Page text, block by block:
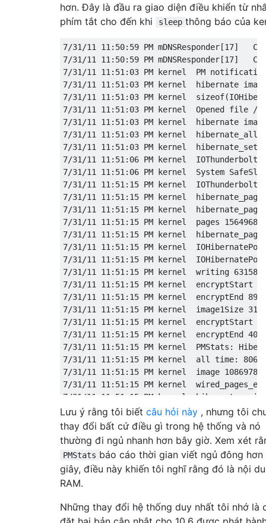
hơn. Đây là đầu ra giao diện điều khiển từ
phím tắt cho đến khi
sleep thông báo của
7/31/11 11:50:59 PM mDNSResponder[17]
7/31/11 11:50:59 PM mDNSResponder[17]
7/31/11 11:51:03 PM kernel  PM
7/31/11 11:51:03 PM kernel  hibernate
7/31/11 11:51:03 PM kernel
7/31/11 11:51:03 PM kernel  Opened file /
7/31/11 11:51:03 PM kernel  hibernate
7/31/11 11:51:03 PM kernel
7/31/11 11:51:03 PM kernel
7/31/11 11:51:06 PM kernel
7/31/11 11:51:06 PM kernel  System
7/31/11 11:51:15 PM kernel
7/31/11 11:51:15 PM kernel
7/31/11 11:51:15 PM kernel
7/31/11 11:51:15 PM kernel  pages
7/31/11 11:51:15 PM kernel
7/31/11 11:51:15 PM kernel
7/31/11 11:51:15 PM kernel
7/31/11 11:51:15 PM kernel  writing 631584
7/31/11 11:51:15 PM kernel  encryptStart
7/31/11 11:51:15 PM kernel  encryptEnd
7/31/11 11:51:15 PM kernel  image1Size
7/31/11 11:51:15 PM kernel  encryptStart
7/31/11 11:51:15 PM kernel  encryptEnd
7/31/11 11:51:15 PM kernel  PMStats:
7/31/11 11:51:15 PM kernel  all time:
7/31/11 11:51:15 PM kernel  image
7/31/11 11:51:15 PM kernel
7/31/11 11:51:15 PM kernel
Lưu ý rằng tôi biết câu hỏi này , nhưng tôi
thay đổi bất cứ điều gì trong hệ thống và nó
thường đi ngủ nhanh hơn bây giờ. Xem xét
PMStats báo cáo thời gian viết ngủ đông hơn
giây, điều này khiến tôi nghĩ rằng đó là nội
RAM.
Những thay đổi hệ thống duy nhất tôi nhớ là